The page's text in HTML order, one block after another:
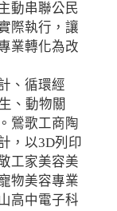
動串聯公民
際執行，讓
業轉化為改
、循環經
、動物關
鶯歌工商陶
，以3D列印
工家美容美
物美容專業
高中電子科